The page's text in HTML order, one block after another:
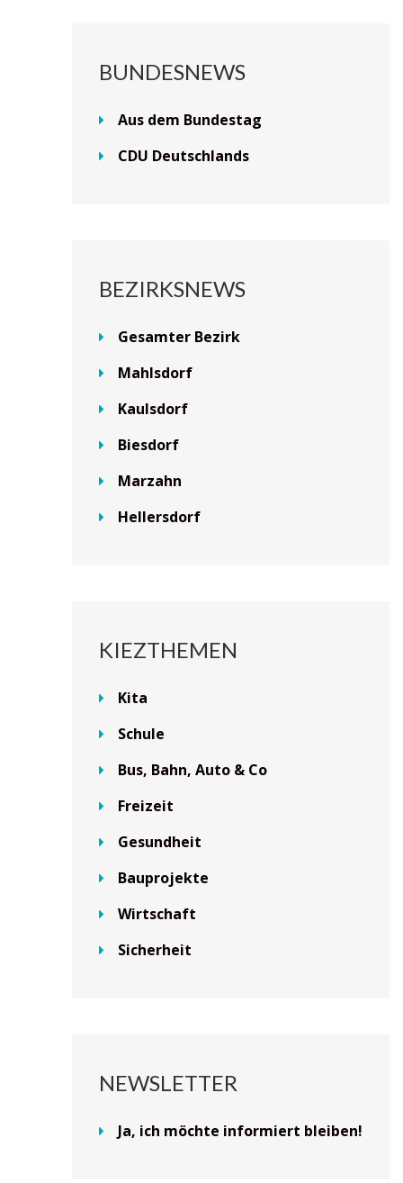
BUNDESNEWS
Aus dem Bundestag
CDU Deutschlands
BEZIRKSNEWS
Gesamter Bezirk
Mahlsdorf
Kaulsdorf
Biesdorf
Marzahn
Hellersdorf
KIEZTHEMEN
Kita
Schule
Bus, Bahn, Auto & Co
Freizeit
Gesundheit
Bauprojekte
Wirtschaft
Sicherheit
NEWSLETTER
Ja, ich möchte informiert bleiben!